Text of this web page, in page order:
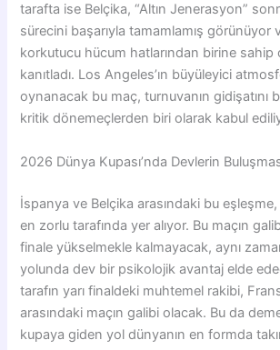
tarafta ise Belçika, “Altın Jenerasyon”
sürecini başarıyla tamamlamış görünüyor
korkutucu hücum hatlarından birine sahip
kanıtladı. Los Angeles’ın büyüleyici
oynanacak bu maç, turnuvanın gidişatını
kritik dönemeçlerden biri olarak kabul
2026 Dünya Kupası’nda Devlerin
İspanya ve Belçika arasındaki bu eşleşme,
en zorlu tarafında yer alıyor. Bu maçın
finale yükselmekle kalmayacak, aynı
yolunda dev bir psikolojik avantaj elde
tarafın yarı finaldeki muhtemel rakibi,
arasındaki maçın galibi olacak. Bu da
kupaya giden yol dünyanın en formda